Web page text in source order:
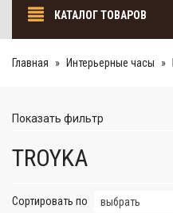
КАТАЛОГ ТОВАРОВ
Главная Интерьерные часы
Показать фильтр
TROYKA
Сортировать по выбрать